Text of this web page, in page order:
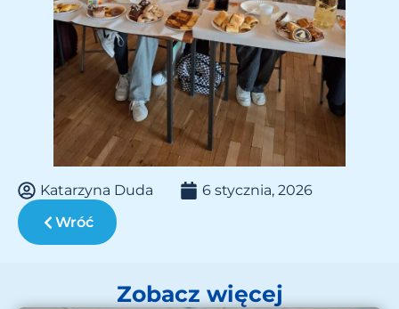
Katarzyna Duda
6 stycznia, 2026
Wróć
Zobacz więcej